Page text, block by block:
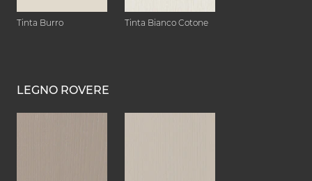
Tinta Burro Tinta Bianco Cotone
LEGNO ROVERE